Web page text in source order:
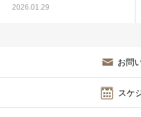
2026.01.29
お問
スケ